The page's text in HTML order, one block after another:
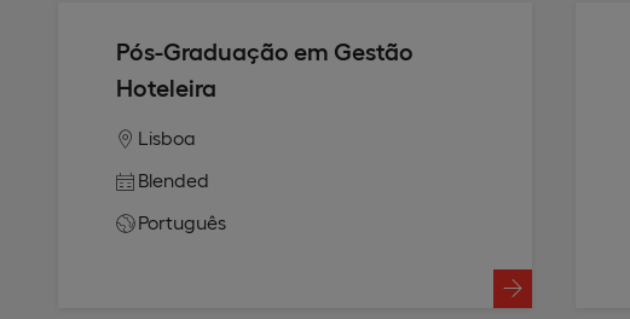
Pós-Graduação em Gestão
Hoteleira
Lisboa
Blended
Português